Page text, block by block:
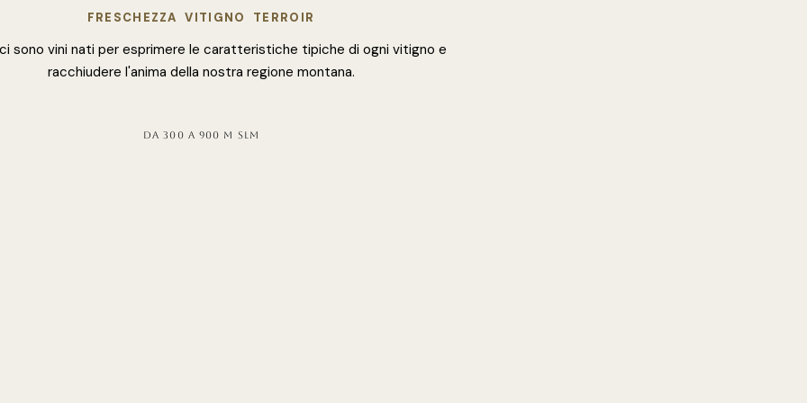
FRESCHEZZA VITIGNO TERROIR
sono vini nati per esprimere le caratteristiche tipiche di ogni vitigno e
racchiudere l'anima della nostra regione montana.
da 300 a 900 m slm